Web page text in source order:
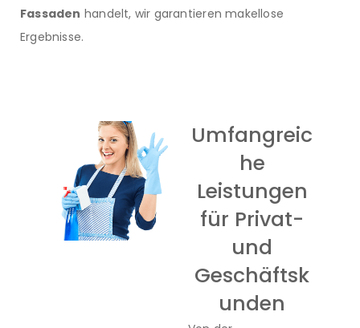
Fassaden handelt, wir garantieren makellose
Ergebnisse.
Umfangreic
he
Leistungen
für Privat-
und
Geschäftsk
unden